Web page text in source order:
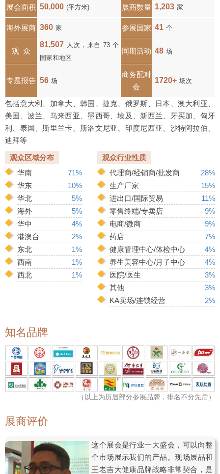
展会面积 50,000 (平方米) 展商数量 1,203 家
海外展商 360 家 参展国家 41 个
观 众
81,507 人次，来自 73 个
国家和地区
同期活动 48 场
专题报告 56 场
商务配对
会
1720+ 场次
包括意大利、加拿大、韩国、捷克、俄罗斯、日本、澳大利亚、
美国、波兰、马来西亚、墨西哥、埃及、新西兰、牙买加、匈牙
利、泰国、斯里兰卡、斯洛文尼亚、印度尼西亚、沙特阿拉伯、
迪拜等
观众区域分布
华南
71%
华东
10%
华北
5%
海外
5%
华中
4%
港澳台
2%
东北
1%
西南
1%
西北
1%
观众行业性质
代理商/经销商/批发商
28%
生产厂家
15%
进出口/国际贸易
11%
零售终端/专卖店
9%
电商/微商
9%
药店
7%
健康管理中心/体检中心
4%
养生美容中心/月子中心
4%
医院/医生
3%
其他
3%
KA卖场/连锁经营
2%
知名品牌
（以上为历届部分参展品牌，排名不分先后）
展商评价
这个展会是行业一大盛会，可以向整
个市场展示我们的产品。现场展品和
王老吉大健康品牌战略非常契合，是